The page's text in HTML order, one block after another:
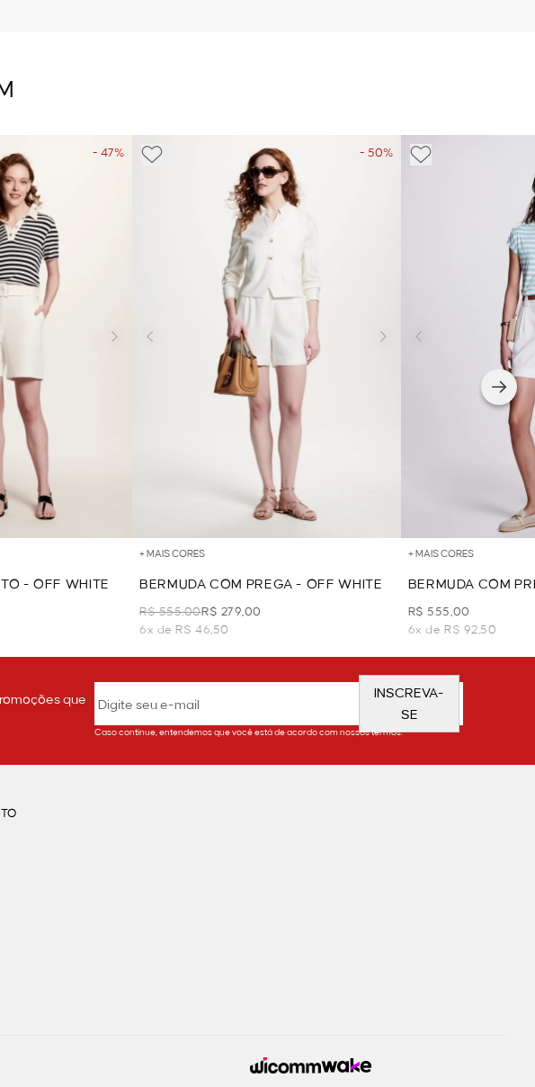
- 47%
- OFF WHITE
- 50%
+ MAIS CORES
BERMUDA COM PREGA - OFF WHITE
R$ 555,00R$ 279,00
6x de R$ 46,50
+ MAIS CORES
BERMUDA COM
R$ 555,00
6x de R$ 92,50
que
INSCREVA-
SE
Caso continue, entendemos que você está de acordo com nossos termos.